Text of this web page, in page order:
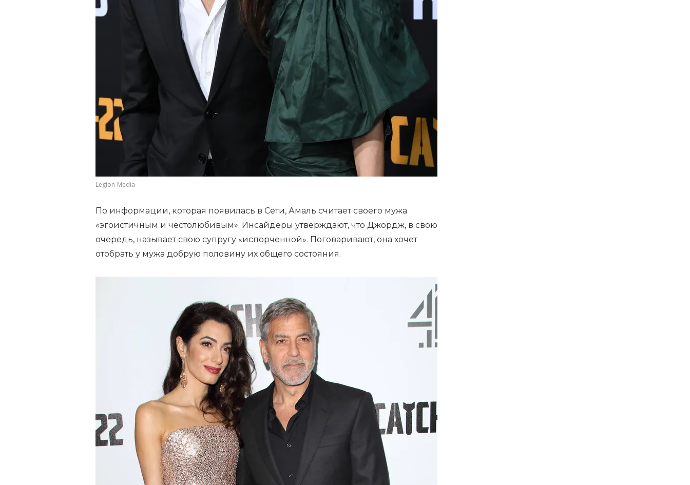
Legion-Media
По информации, которая появилась в Сети, Амаль считает своего мужа
«эгоистичным и честолюбивым». Инсайдеры утверждают, что Джордж, в свою
очередь, называет свою супругу «испорченной». Поговаривают, она хочет
отобрать у мужа добрую половину их общего состояния.